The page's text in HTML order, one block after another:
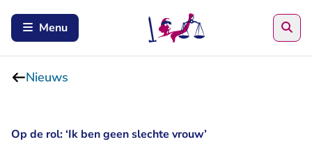
Menu
Nieuws
Op de rol: ‘Ik ben geen slechte vrouw’